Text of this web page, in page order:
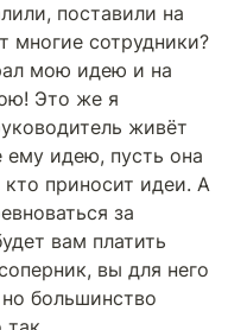
поставили на
многие сотрудники?
мою идею и на
Это же я
живёт
ему идею, пусть она
кто приносит идеи. А
за
вам платить
вы для него
большинство